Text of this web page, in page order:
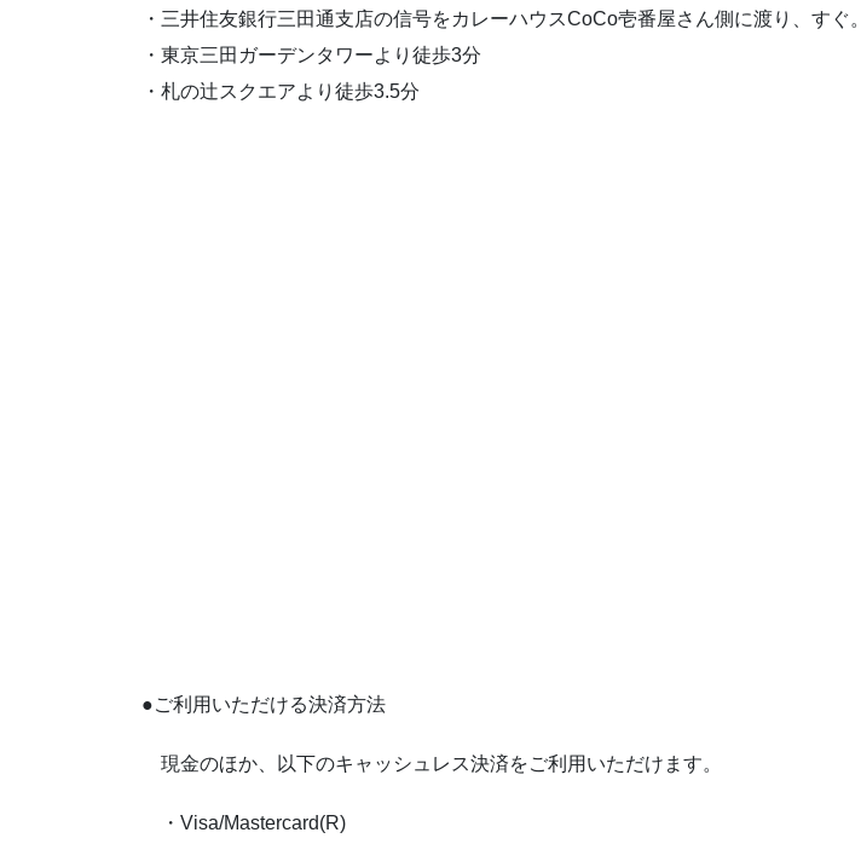
・三井住友銀行三田通支店の信号をカレーハウスCoCo壱番屋さん側に渡り、すぐ。
・東京三田ガーデンタワーより徒歩3分
・札の辻スクエアより徒歩3.5分
●ご利用いただける決済方法
現金のほか、以下のキャッシュレス決済をご利用いただけます。
・Visa/Mastercard(R)